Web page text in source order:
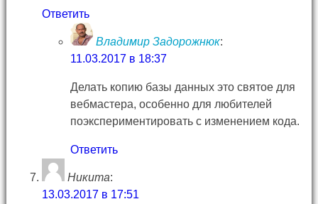
Ответить
Владимир Задорожнюк:
11.03.2017 в 18:37
Делать копию базы данных это святое для
вебмастера, особенно для любителей
поэкспериментировать с изменением кода.
Ответить
Никита:
13.03.2017 в 17:51